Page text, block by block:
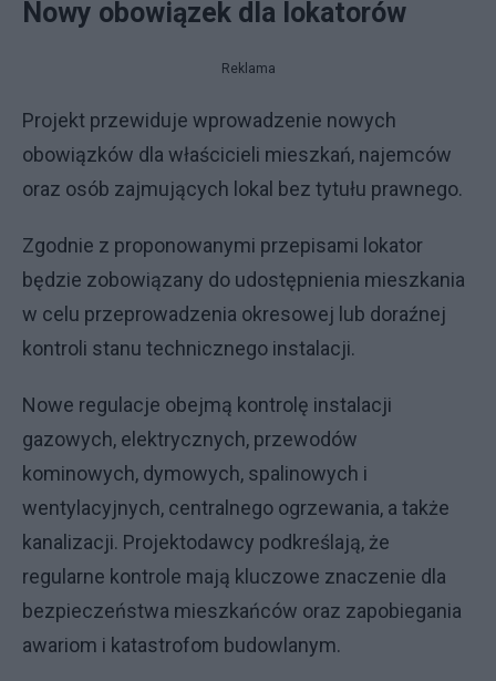
Nowy obowiązek dla lokatorów
Reklama
Projekt przewiduje wprowadzenie nowych
obowiązków dla właścicieli mieszkań, najemców
oraz osób zajmujących lokal bez tytułu prawnego.
Zgodnie z proponowanymi przepisami lokator
będzie zobowiązany do udostępnienia mieszkania
w celu przeprowadzenia okresowej lub doraźnej
kontroli stanu technicznego instalacji.
Nowe regulacje obejmą kontrolę instalacji
gazowych, elektrycznych, przewodów
kominowych, dymowych, spalinowych i
wentylacyjnych, centralnego ogrzewania, a także
kanalizacji. Projektodawcy podkreślają, że
regularne kontrole mają kluczowe znaczenie dla
bezpieczeństwa mieszkańców oraz zapobiegania
awariom i katastrofom budowlanym.